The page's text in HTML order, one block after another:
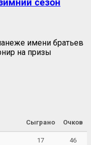
сезон
имени братьев
на призы
Сыграно Очков
17 46